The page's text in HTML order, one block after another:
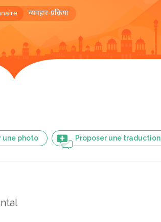
व्यवहार-प्रक्रिया
une photo Proposer une traduction